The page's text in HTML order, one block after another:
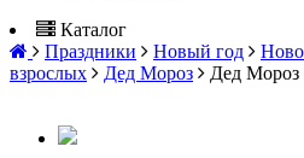
Каталог
Праздники
Новый год
взрослых
Дед Мороз Дед Мороз